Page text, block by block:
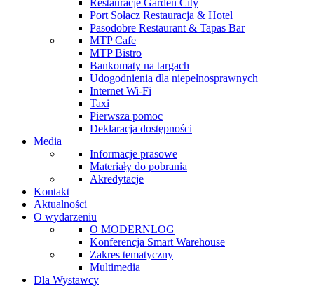
Restauracje Garden City
Port Sołacz Restauracja & Hotel
Pasodobre Restaurant & Tapas Bar
MTP Cafe
MTP Bistro
Bankomaty na targach
Udogodnienia dla niepełnosprawnych
Internet Wi-Fi
Taxi
Pierwsza pomoc
Deklaracja dostępności
Media
Informacje prasowe
Materiały do pobrania
Akredytacje
Kontakt
Aktualności
O wydarzeniu
O MODERNLOG
Konferencja Smart Warehouse
Zakres tematyczny
Multimedia
Dla Wystawcy